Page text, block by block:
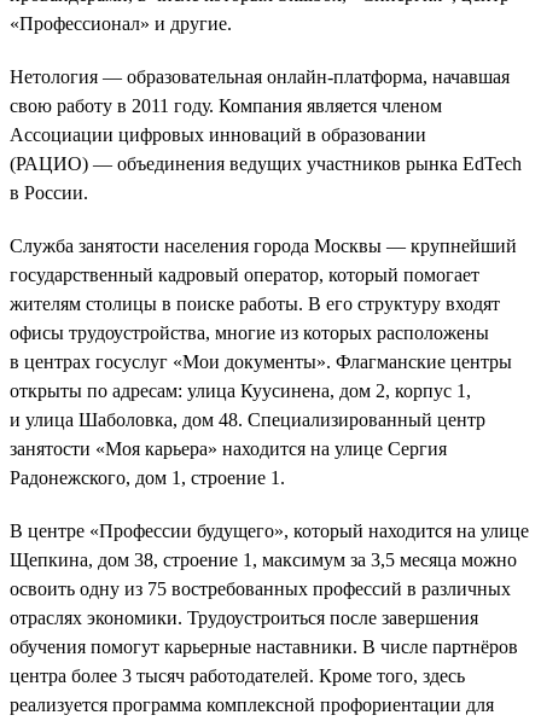
«Профессионал» и другие.
Нетология — образовательная онлайн-платформа, начавшая
свою работу в 2011 году. Компания является членом
Ассоциации цифровых инноваций в образовании
(РАЦИО) — объединения ведущих участников рынка EdTech
в России.
Служба занятости населения города Москвы — крупнейший
государственный кадровый оператор, который помогает
жителям столицы в поиске работы. В его структуру входят
офисы трудоустройства, многие из которых расположены
в центрах госуслуг «Мои документы». Флагманские центры
открыты по адресам: улица Куусинена, дом 2, корпус 1,
и улица Шаболовка, дом 48. Специализированный центр
занятости «Моя карьера» находится на улице Сергия
Радонежского, дом 1, строение 1.
В центре «Профессии будущего», который находится на улице
Щепкина, дом 38, строение 1, максимум за 3,5 месяца можно
освоить одну из 75 востребованных профессий в различных
отраслях экономики. Трудоустроиться после завершения
обучения помогут карьерные наставники. В числе партнёров
центра более 3 тысяч работодателей. Кроме того, здесь
реализуется программа комплексной профориентации для